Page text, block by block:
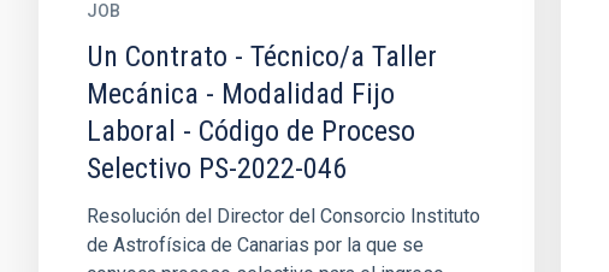
JOB
Un Contrato - Técnico/a Taller
Mecánica - Modalidad Fijo
Laboral - Código de Proceso
Selectivo PS-2022-046
Resolución del Director del Consorcio Instituto
de Astrofísica de Canarias por la que se